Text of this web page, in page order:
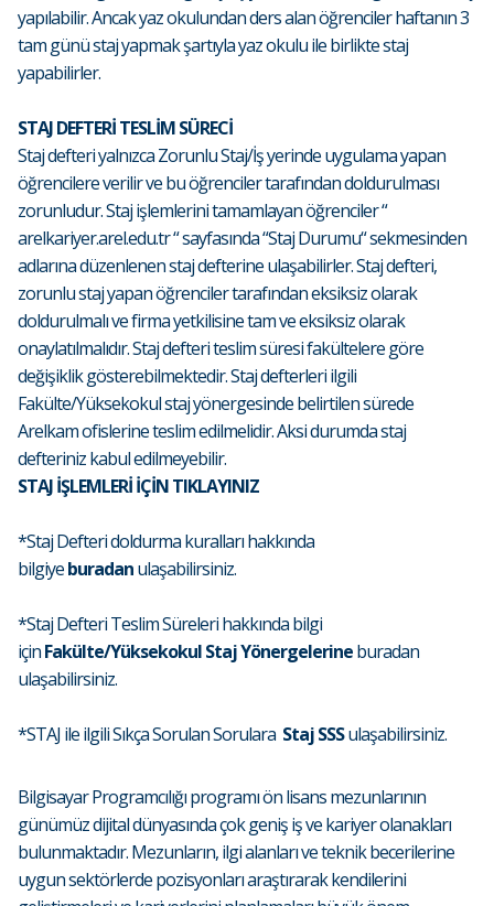
yapılabilir. Ancak yaz okulundan ders alan öğrenciler haftanın 3
tam günü staj yapmak şartıyla yaz okulu ile birlikte staj
yapabilirler.
STAJ DEFTERİ TESLİM SÜRECİ
Staj defteri yalnızca Zorunlu Staj/İş yerinde uygulama yapan
öğrencilere verilir ve bu öğrenciler tarafından doldurulması
zorunludur. Staj işlemlerini tamamlayan öğrenciler “
arelkariyer.arel.edu.tr “ sayfasında “Staj Durumu“ sekmesinden
adlarına düzenlenen staj defterine ulaşabilirler. Staj defteri,
zorunlu staj yapan öğrenciler tarafından eksiksiz olarak
doldurulmalı ve firma yetkilisine tam ve eksiksiz olarak
onaylatılmalıdır. Staj defteri teslim süresi fakültelere göre
değişiklik gösterebilmektedir. Staj defterleri ilgili
Fakülte/Yüksekokul staj yönergesinde belirtilen sürede
Arelkam ofislerine teslim edilmelidir. Aksi durumda staj
defteriniz kabul edilmeyebilir.
STAJ İŞLEMLERİ İÇİN TIKLAYINIZ
*Staj Defteri doldurma kuralları hakkında
bilgiyeburadanulaşabilirsiniz.
*Staj Defteri Teslim Süreleri hakkında bilgi
içinFakülte/Yüksekokul Staj Yönergelerineburadan
ulaşabilirsiniz.
*STAJ ile ilgili Sıkça Sorulan Sorulara Staj SSSulaşabilirsiniz.
Bilgisayar Programcılığı programı ön lisans mezunlarının
günümüz dijital dünyasında çok geniş iş ve kariyer olanakları
bulunmaktadır. Mezunların, ilgi alanları ve teknik becerilerine
uygun sektörlerde pozisyonları araştırarak kendilerini